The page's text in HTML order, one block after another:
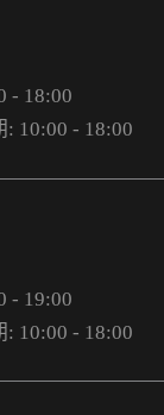
- 18:00
10:00 - 18:00
- 19:00
10:00 - 18:00